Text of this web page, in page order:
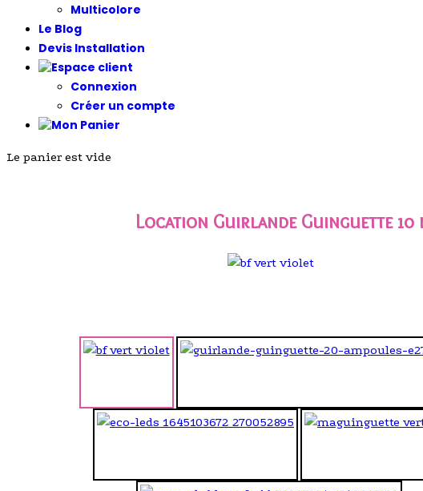
Multicolore
Le Blog
Devis Installation
Connexion
Créer un compte
Le panier est vide
Location Guirlande Guinguette 10